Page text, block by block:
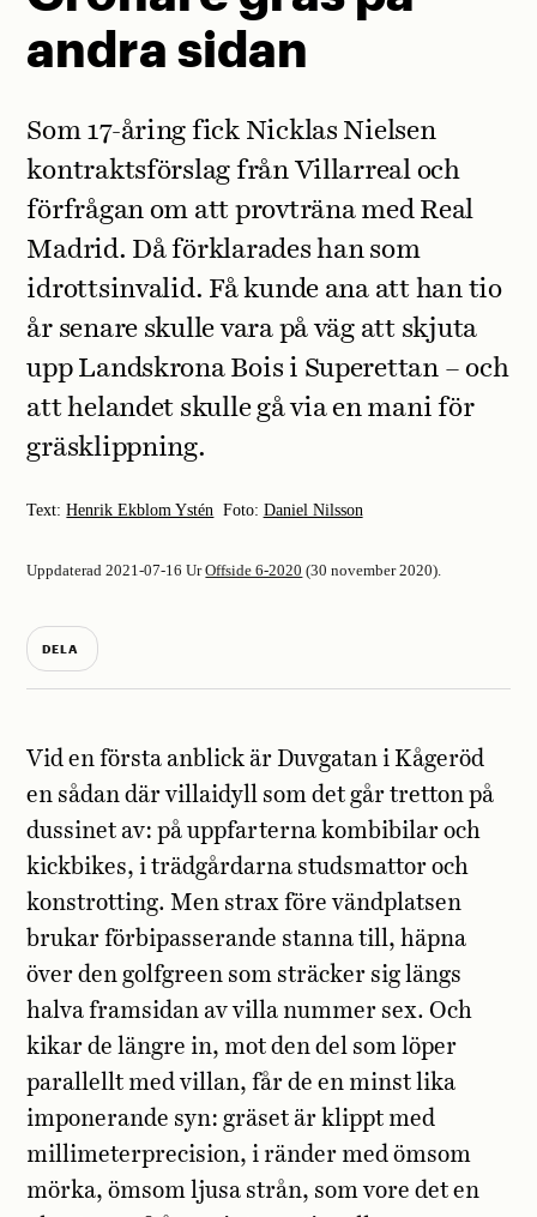
andra sidan
Text:Henrik Ekblom Ystén Foto: Daniel Nilsson
Som 17-åring fick Nicklas Nielsen
kontraktsförslag från Villarreal och
förfrågan om att provträna med Real
Madrid. Då förklarades han som
idrottsinvalid. Få kunde ana att han tio
år senare skulle vara på väg att skjuta
upp Landskrona Bois i Superettan – och
att helandet skulle gå via en mani för
gräsklippning.
Uppdaterad 2021-07-16 UrOffside 6-2020 (30 november 2020).
DELA
Vid en första anblick är Duvgatan i Kågeröd
en sådan där villaidyll som det går tretton på
dussinet av: på uppfarterna kombibilar och
kickbikes, i trädgårdarna studsmattor och
konstrotting. Men strax före vändplatsen
brukar förbipasserande stanna till, häpna
över den golfgreen som sträcker sig längs
halva framsidan av villa nummer sex. Och
kikar de längre in, mot den del som löper
parallellt med villan, får de en minst lika
imponerande syn: gräset är klippt med
millimeterprecision, i ränder med ömsom
mörka, ömsom ljusa strån, som vore det en